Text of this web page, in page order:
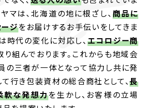
マは、北海道の地に根ざし、商品に
ジをお届けするお手伝いをしてきま
時代の変化に対応し、エコロジー商
組んでおります。 これからも地域会
の三者が一体となって協力し共に発
行き包装資材の総合商社として、長
軟な発想力を生かし、お客様の立場